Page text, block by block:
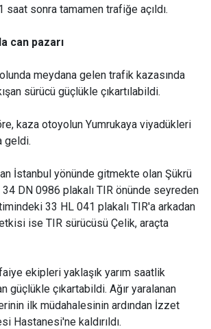
saat sonra tamamen trafiğe açıldı.
can pazarı
meydana gelen trafik kazasında
sürücü güçlükle çıkartılabildi.
kaza otoyolun Yumrukaya viyadükleri
geldi.
İstanbul yönünde gitmekte olan Şükrü
DN 0986 plakalı TIR önünde seyreden
33 HL 041 plakalı TIR'a arkadan
etkisi ise TIR sürücüsü Çelik, araçta
ekipleri yaklaşık yarım saatlik
güçlükle çıkartabildi. Ağır yaralanan
ilk müdahalesinin ardından İzzet
Hastanesi'ne kaldırıldı.